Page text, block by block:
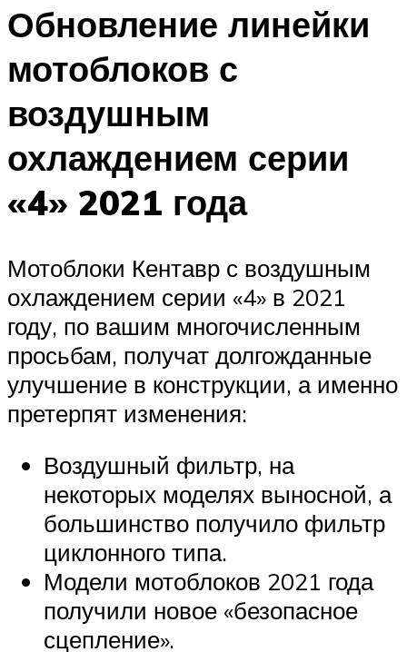
Обновление линейки
мотоблоков с
воздушным
охлаждением серии
«4» 2021 года
Мотоблоки Кентавр с воздушным
охлаждением серии «4» в 2021
году, по вашим многочисленным
просьбам, получат долгожданные
улучшение в конструкции, а именно
претерпят изменения:
Воздушный фильтр, на
некоторых моделях выносной, а
большинство получило фильтр
циклонного типа.
Модели мотоблоков 2021 года
получили новое «безопасное
сцепление».